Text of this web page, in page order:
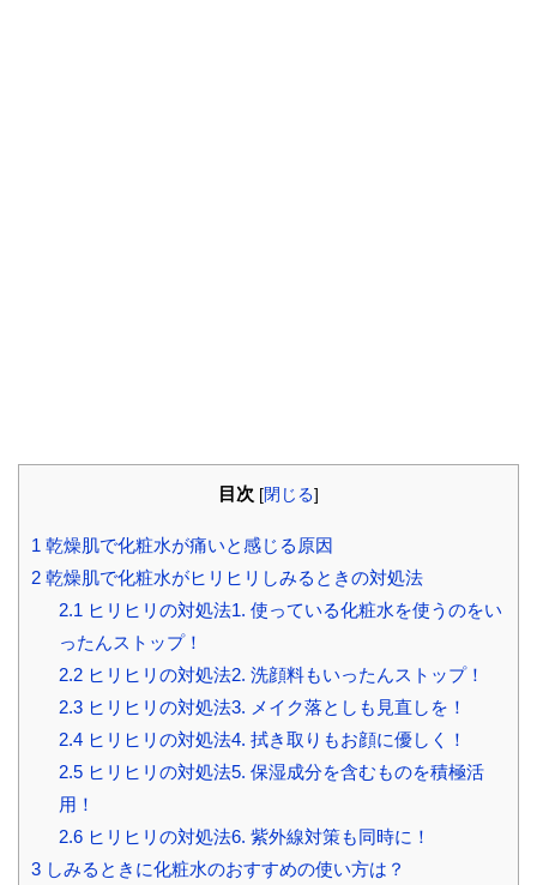
目次 [閉じる]
1 乾燥肌で化粧水が痛いと感じる原因
2 乾燥肌で化粧水がヒリヒリしみるときの対処法
2.1 ヒリヒリの対処法1. 使っている化粧水を使うのをい
ったんストップ！
2.2ヒリヒリの対処法2. 洗顔料もいったんストップ！
2.3ヒリヒリの対処法3. メイク落としも見直しを！
2.4ヒリヒリの対処法4. 拭き取りもお顔に優しく！
2.5ヒリヒリの対処法5. 保湿成分を含むものを積極活
用！
2.6ヒリヒリの対処法6. 紫外線対策も同時に！
3 しみるときに化粧水のおすすめの使い方は？